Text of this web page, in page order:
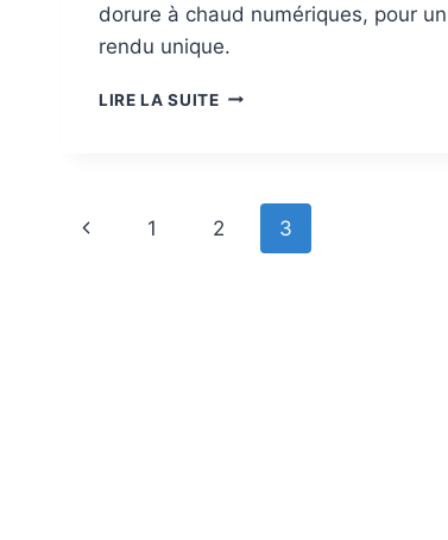
dorure à chaud numériques, pour un
rendu unique.
LIRE LA SUITEGALERIE:
Navigation
Page
1 2 3